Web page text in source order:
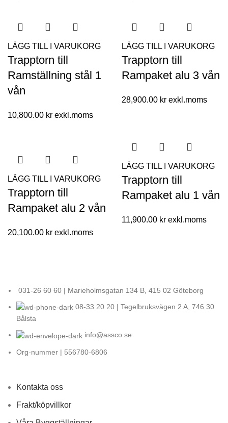
LÄGG TILL I VARUKORG
Trapptorn till
Ramställning stål 1
vån
10,800.00 kr
LÄGG TILL I VARUKORG
Trapptorn till
Rampaket alu 3 vån
28,900.00 kr
LÄGG TILL I VARUKORG
Trapptorn till
Rampaket alu 2 vån
20,100.00 kr
LÄGG TILL I VARUKORG
Trapptorn till
Rampaket alu 1 vån
11,900.00 kr
031-26 60 60 | Marieholmsgatan 134 B, 415 02 Göteborg
08-33 20 20 | Tegelbruksvägen 2 A, 746 30
Bålsta
info@assco.se
Org-nummer | 556780-6806
Kontakta oss
Frakt/köpvillkor